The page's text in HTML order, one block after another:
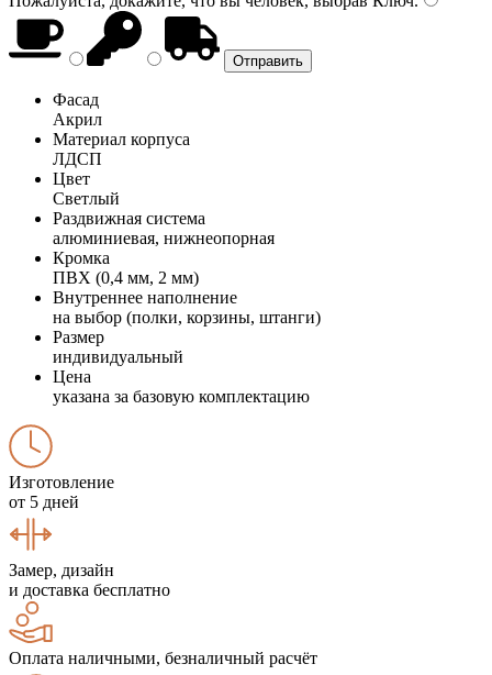
Фасад
Акрил
Материал корпуса
ЛДСП
Цвет
Светлый
Раздвижная система
алюминиевая, нижнеопорная
Кромка
ПВХ (0,4 мм, 2 мм)
Внутреннее наполнение
на выбор (полки, корзины, штанги)
Размер
индивидуальный
Цена
указана за базовую комплектацию
Изготовление
от 5 дней
Замер, дизайн
и доставка бесплатно
Оплата наличными, безналичный расчёт